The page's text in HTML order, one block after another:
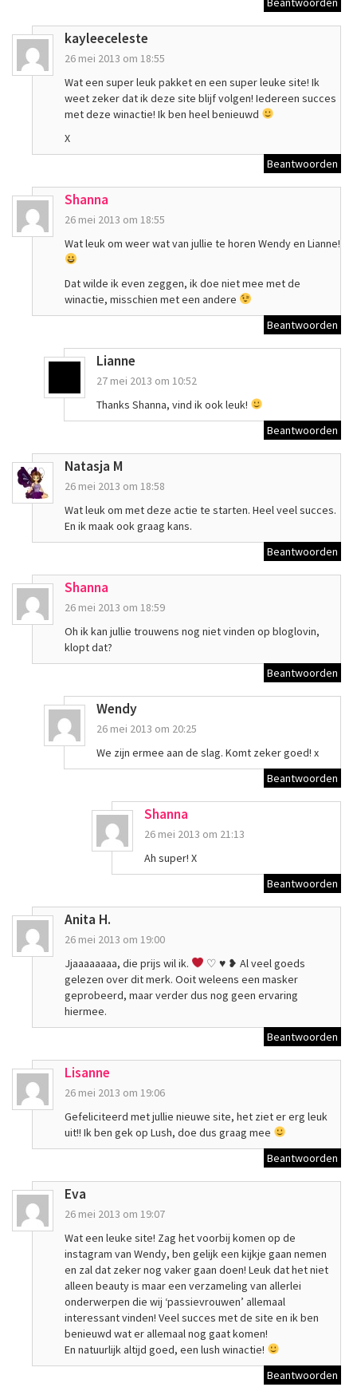
kayleeceleste
26 mei 2013 om 18:55
Wat een super leuk pakket en een super leuke site! Ik
weet zeker dat ik deze site blijf volgen! Iedereen succes
met deze winactie! Ik ben heel benieuwd
X
Beantwoorden
Shanna
26 mei 2013 om 18:55
Wat leuk om weer wat van jullie te horen Wendy en Lianne!
Dat wilde ik even zeggen, ik doe niet mee met de
winactie, misschien met een andere
Beantwoorden
Lianne
27 mei 2013 om 10:52
Thanks Shanna, vind ik ook leuk!
Beantwoorden
Natasja M
26 mei 2013 om 18:58
Wat leuk om met deze actie te starten. Heel veel succes.
En ik maak ook graag kans.
Beantwoorden
Shanna
26 mei 2013 om 18:59
Oh ik kan jullie trouwens nog niet vinden op bloglovin,
klopt dat?
Beantwoorden
Wendy
26 mei 2013 om 20:25
We zijn ermee aan de slag. Komt zeker goed! x
Beantwoorden
Shanna
26 mei 2013 om 21:13
Ah super! X
Beantwoorden
Anita H.
26 mei 2013 om 19:00
Jjaaaaaaaa, die prijs wil ik.
♡ ♥❥ Al veel goeds
gelezen over dit merk. Ooit weleens een masker
geprobeerd, maar verder dus nog geen ervaring
hiermee.
Beantwoorden
Lisanne
26 mei 2013 om 19:06
Gefeliciteerd met jullie nieuwe site, het ziet er erg leuk
uit!! Ik ben gek op Lush, doe dus graag mee
Beantwoorden
Eva
26 mei 2013 om 19:07
Wat een leuke site! Zag het voorbij komen op de
instagram van Wendy, ben gelijk een kijkje gaan nemen
en zal dat zeker nog vaker gaan doen! Leuk dat het niet
alleen beauty is maar een verzameling van allerlei
onderwerpen die wij ‘passievrouwen’ allemaal
interessant vinden! Veel succes met de site en ik ben
benieuwd wat er allemaal nog gaat komen!
En natuurlijk altijd goed, een lush winactie!
Beantwoorden